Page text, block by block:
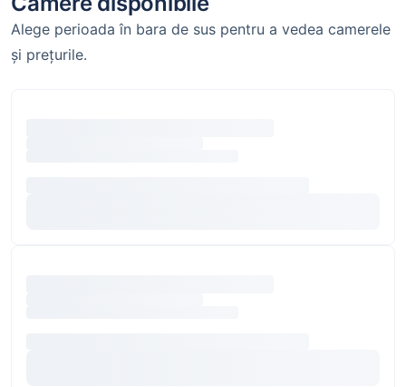
Alege perioada în bara de sus pentru a vedea camerele
și prețurile.